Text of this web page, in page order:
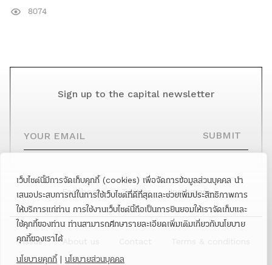
เว็บไซต์นี้มีการจัดเก็บคุกกี้ (cookies) เพื่อจัดการข้อมูลส่วนบุคคล นำ
เสนอประสบการณ์ในการใช้เว็บไซต์ที่ดีที่สุดและช่วยเพิ่มประสิทธิภาพการ
ให้บริการแก่ท่าน การใช้งานเว็บไซต์นี้ถือเป็นการยินยอมให้เราจัดเก็บและ
ใช้คุกกี้ของท่าน ท่านสามารถศึกษารายละเอียดเพิ่มเติมเกี่ยวกับนโยบาย
คุกกี้ของเราได้
นโยบายคุกกี้ | นโยบายส่วนบุคคล
8074
Sign up to the capital newsletter
SUBMIT
Facebook Twitter Instagram
Issue About us